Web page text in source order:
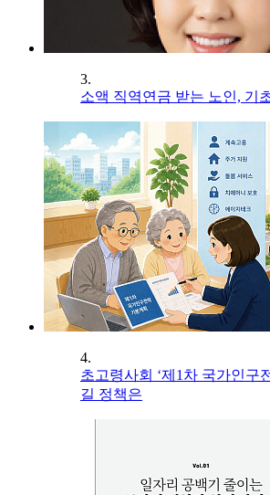
3.
소액 직역연금 받는 노인, 기
4.
초고령사회 ‘제1차 국가인구
길 정책은